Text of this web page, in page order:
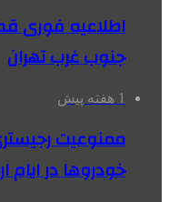
اطلاعیه فوری
جنوب غرب تهران
1 هفته پیش
ممنوعیت
خودروها در ایام